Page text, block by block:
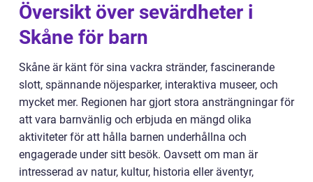
Översikt över sevärdheter i
Skåne för barn
Skåne är känt för sina vackra stränder, fascinerande
slott, spännande nöjesparker, interaktiva museer, och
mycket mer. Regionen har gjort stora ansträngningar för
att vara barnvänlig och erbjuda en mängd olika
aktiviteter för att hålla barnen underhållna och
engagerade under sitt besök. Oavsett om man är
intresserad av natur, kultur, historia eller äventyr,